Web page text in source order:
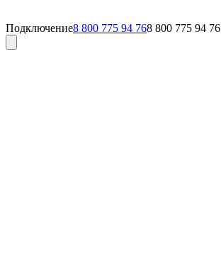
Подключение8 800 775 94 768 800 775 94 76